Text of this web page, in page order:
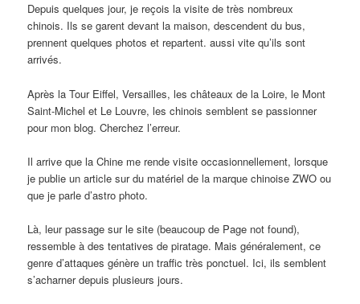
Depuis quelques jour, je reçois la visite de très nombreux
chinois. Ils se garent devant la maison, descendent du bus,
prennent quelques photos et repartent. aussi vite qu’ils sont
arrivés.
Après la Tour Eiffel, Versailles, les châteaux de la Loire, le Mont
Saint-Michel et Le Louvre, les chinois semblent se passionner
pour mon blog. Cherchez l’erreur.
Il arrive que la Chine me rende visite occasionnellement, lorsque
je publie un article sur du matériel de la marque chinoise ZWO ou
que je parle d’astro photo.
Là, leur passage sur le site (beaucoup de Page not found),
ressemble à des tentatives de piratage. Mais généralement, ce
genre d’attaques génère un traffic très ponctuel. Ici, ils semblent
s’acharner depuis plusieurs jours.